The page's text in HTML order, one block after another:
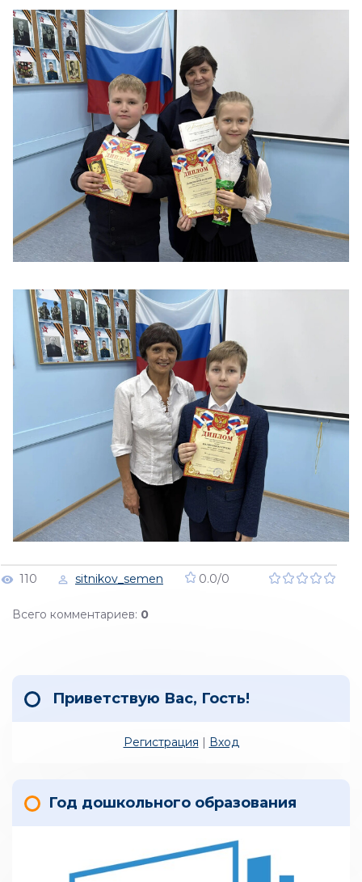
110 sitnikov_semen 0.0/0
Всего комментариев: 0
Приветствую Вас, Гость!
Регистрация | Вход
Год дошкольного образования